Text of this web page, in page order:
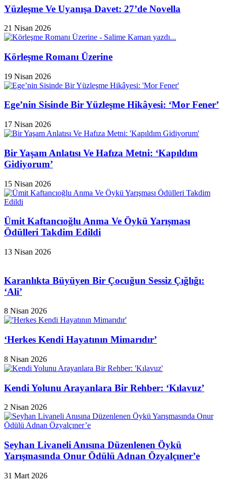
Yüzleşme Ve Uyanışa Davet: 27’de Novella
21 Nisan 2026
Körleşme Romanı Üzerine
19 Nisan 2026
Ege’nin Sisinde Bir Yüzleşme Hikâyesi: ‘Mor Fener’
17 Nisan 2026
Bir Yaşam Anlatısı Ve Hafıza Metni: ‘Kapıldım
Gidiyorum’
15 Nisan 2026
Ümit Kaftancıoğlu Anma Ve Öykü Yarışması
Ödülleri Takdim Edildi
13 Nisan 2026
Karanlıkta Büyüyen Bir Çocuğun Sessiz Çığlığı:
‘Ali’
8 Nisan 2026
‘Herkes Kendi Hayatının Mimarıdır’
8 Nisan 2026
Kendi Yolunu Arayanlara Bir Rehber: ‘Kılavuz’
2 Nisan 2026
Seyhan Livaneli Anısına Düzenlenen Öykü
Yarışmasında Onur Ödülü Adnan Özyalçıner’e
31 Mart 2026